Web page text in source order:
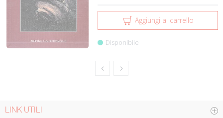
Aggiungi al carrello
Disponibile
LINK UTILI